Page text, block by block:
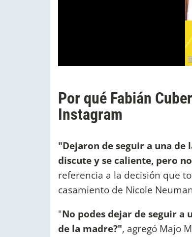
Por qué Fabián
Instagram
"Dejaron de seguir a una de
discute y se caliente, pero
referencia a la decisión que
casamiento de Nicole
"No podes dejar de seguir a
de la madre?", agregó Majo